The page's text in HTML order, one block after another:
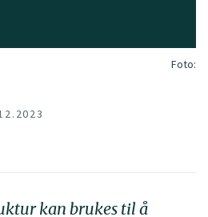
Foto:
kan brukes til å